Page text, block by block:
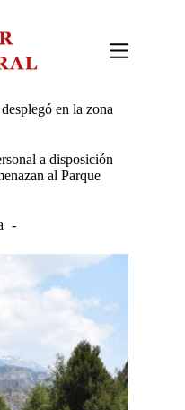
en la zona
a disposición
al Parque